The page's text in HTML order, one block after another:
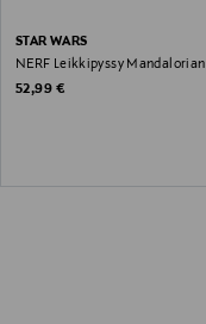
STAR WARS
NERF Leikkipyssy Mandalorian
Original Price
52,99 €